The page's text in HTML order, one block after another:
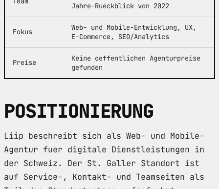
Jahre-Rueckblick von 2022
Fokus
Web- und Mobile-Entwicklung, UX,
E-Commerce, SEO/Analytics
Preise
Keine oeffentlichen Agenturpreise
gefunden
POSITIONIERUNG
Liip beschreibt sich als Web- und Mobile-
Agentur fuer digitale Dienstleistungen in
der Schweiz. Der St. Galler Standort ist
auf Service-, Kontakt- und Teamseiten als